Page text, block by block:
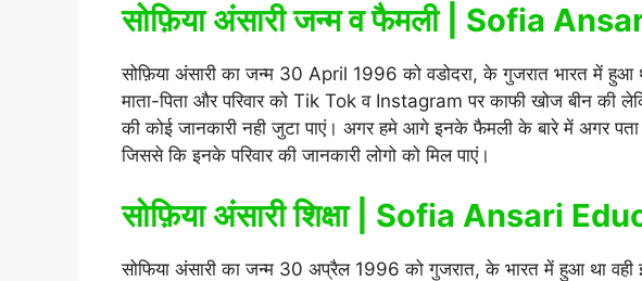
सोफ़िया अंसारी जन्म व फैमली | Sofia
सोफ़िया अंसारी का जन्म 30 April 1996 को वडोदरा, के गुजरात भारत में
माता-पिता और परिवार को Tik Tok व Instagram पर काफी खोज बीन की
की कोई जानकारी नही जुटा पाएं। अगर हमे आगे इनके फैमली के बारे में अगर
जिससे कि इनके परिवार की जानकारी लोगो को मिल पाएं।
सोफ़िया अंसारी शिक्षा | Sofia Ansari
सोफिया अंसारी का जन्म 30 अप्रैल 1996 को गुजरात, के भारत में हुआ था वही